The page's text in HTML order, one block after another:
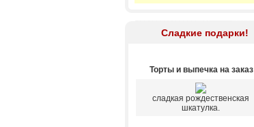
Сладкие подарки!
Торты и выпечка на заказ
сладкая рождественская
шкатулка.